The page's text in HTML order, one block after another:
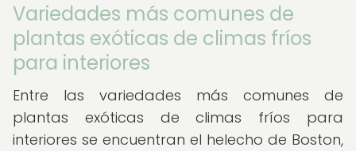
Variedades más comunes de
plantas exóticas de climas fríos
para interiores
Entre las variedades más comunes de
plantas exóticas de climas fríos para
interiores se encuentran el helecho de Boston,